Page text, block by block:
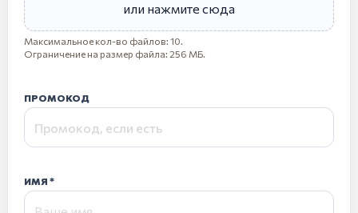
или нажмите сюда
Максимальное кол-во файлов: 10.
Ограничение на размер файла: 256 МБ.
ПРОМОКОД
ИМЯ